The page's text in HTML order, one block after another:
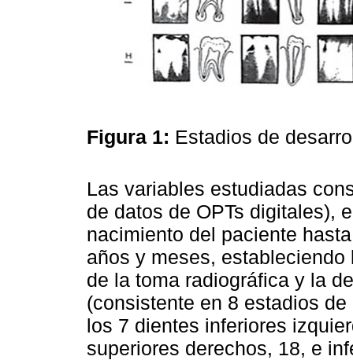
Figura 1: Estadios de
Las variables estudiadas
de datos de OPTs digitales),
nacimiento del paciente
años y meses,
de la toma radiográfica y la
(consistente en 8 estadios
los 7 dientes inferiores
superiores derechos, 18, e